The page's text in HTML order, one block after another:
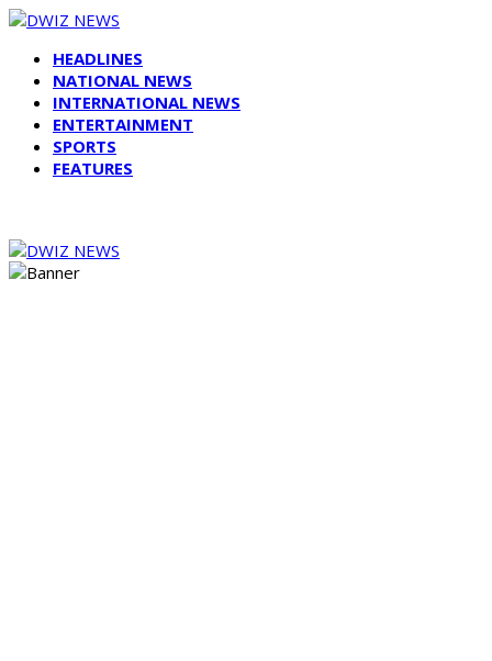
HEADLINES
NATIONAL NEWS
INTERNATIONAL NEWS
ENTERTAINMENT
SPORTS
FEATURES